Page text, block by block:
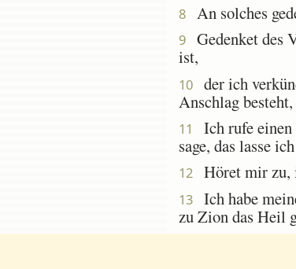
8 An solches
9
Gedenket des
ist,
10
der ich
Anschlag
11
Ich rufe
sage, das lasse
12 Höret mir zu,
13
Ich habe
zu Zion das Heil